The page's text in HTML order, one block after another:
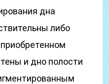
дна
либо
и дно полости